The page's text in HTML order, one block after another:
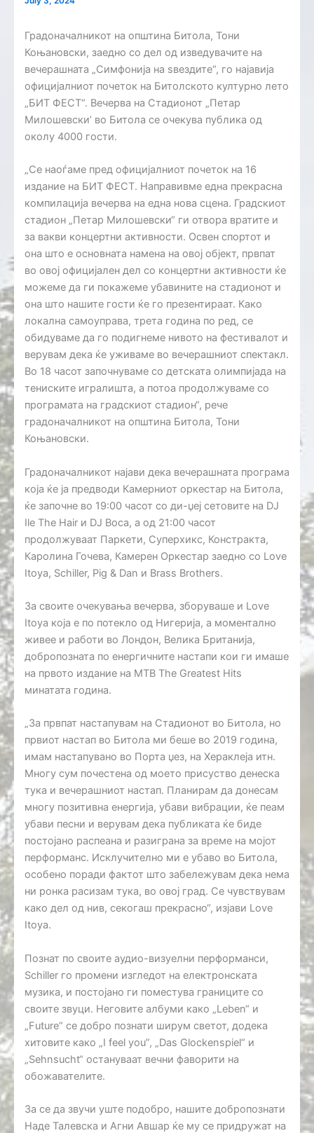
Градоначалникот на општина Битола, Тони
Коњановски, заедно со дел од изведувачите на
вечерашната „Симфонија на ѕвездите“, го најавија
официјалниот почеток на Битолското културно лето
„БИТ ФЕСТ“. Вечерва на Стадионот „Петар
Милошевски’ во Битола се очекува публика од
околу 4000 гости.
„Се наоѓаме пред официјалниот почеток на 16
издание на БИТ ФЕСТ. Направивме една прекрасна
компилација вечерва на една нова сцена. Градскиот
стадион „Петар Милошевски“ ги отвора вратите и
за вакви концертни активности. Освен спортот и
она што е основната намена на овој објект, првпат
во овој официјален дел со концертни активности ќе
можеме да ги покажеме убавините на стадионот и
она што нашите гости ќе го презентираат. Како
локална самоуправа, трета година по ред, се
обидуваме да го подигнеме нивото на фестивалот и
верувам дека ќе уживаме во вечерашниот спектакл.
Во 18 часот започнуваме со детската олимпијада на
тениските игралишта, а потоа продолжуваме со
програмата на градскиот стадион“, рече
градоначалникот на општина Битола, Тони
Коњановски.
Градоначалникот најави дека вечерашната програма
која ќе ја предводи Камерниот оркестар на Битола,
ќе започне во 19:00 часот со ди-џеј сетовите на DJ
Ile The Hair и DJ Boca, а од 21:00 часот
продолжуваат Паркети, Суперхикс, Констракта,
Каролина Гочева, Камерен Оркестар заедно со Love
Itoya, Schiller, Pig & Dan и Brass Brothers.
За своите очекувања вечерва, зборуваше и Love
Itoya која е по потекло од Нигерија, а моментално
живее и работи во Лондон, Велика Британија,
добропозната по енергичните настапи кои ги имаше
на првото издание на МТВ The Greatest Hits
минатата година.
„За првпат настапувам на Стадионот во Битола, но
првиот настап во Битола ми беше во 2019 година,
имам настапувано во Порта џез, на Хераклеја итн.
Многу сум почестена од моето присуство денеска
тука и вечерашниот настап. Планирам да донесам
многу позитивна енергија, убави вибрации, ќе пеам
убави песни и верувам дека публиката ќе биде
постојано распеана и разиграна за време на мојот
перформанс. Исклучително ми е убаво во Битола,
особено поради фактот што забележувам дека нема
ни ронка расизам тука, во овој град. Се чувствувам
како дел од нив, секогаш прекрасно“, изјави Love
Itoya.
Познат по своите аудио-визуелни перформанси,
Schiller го промени изгледот на електронската
музика, и постојано ги поместува границите со
своите звуци. Неговите албуми како „Leben“ и
„Future“ се добро познати ширум светот, додека
хитовите како „I feel you”, „Das Glockenspiel“ и
„Sehnsucht“ остануваат вечни фаворити на
обожавателите.
За се да звучи уште подобро, нашите добропознати
Наде Талевска и Агни Авшар ќе му се придружат на